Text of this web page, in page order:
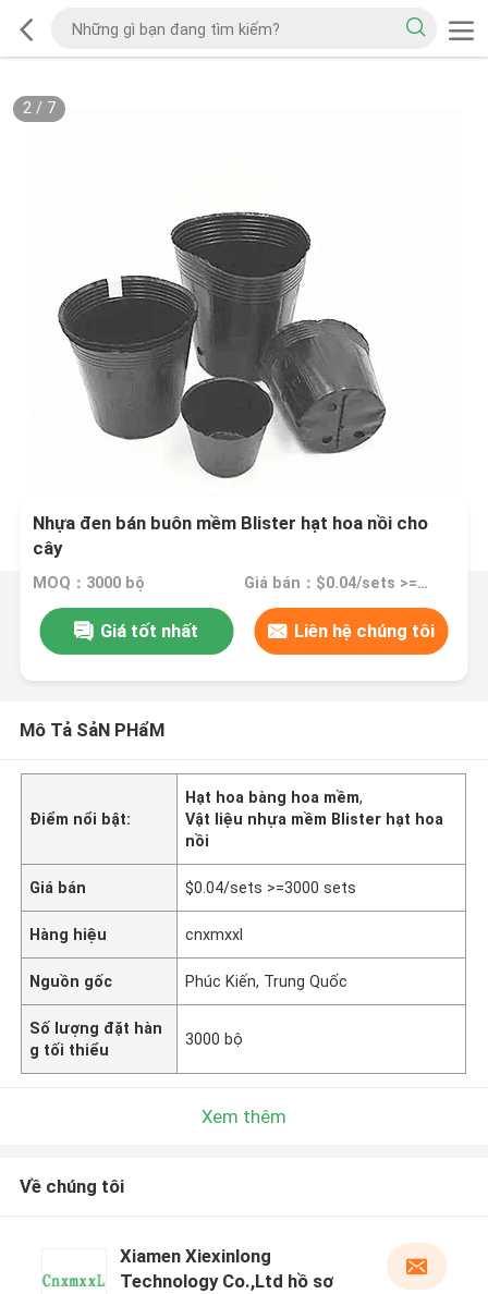
2/ 7
Nhựa đen bán buôn mềm Blister hạt hoa nồi cho
cây
MOQ：3000 bộ Giá bán：$0.04/sets >=3000 sets
Giá tốt nhất Liên hệ chúng tôi
Mô Tả SảN PHẩM
Điểm nổi bật:
Hạt hoa bàng hoa mềm,
Vật liệu nhựa mềm Blister hạt hoa
nồi
Giá bán $0.04/sets >=3000 sets
Hàng hiệu cnxmxxl
Nguồn gốc Phúc Kiến, Trung Quốc
Số lượng đặt hàn
g tối thiểu
3000 bộ
Xem thêm
Về chúng tôi
Xiamen Xiexinlong
Technology Co.,Ltd hồ sơ